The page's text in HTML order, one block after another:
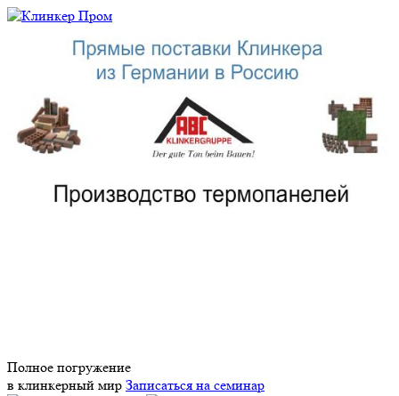
Полное погружение
в клинкерный мир Записаться на семинар